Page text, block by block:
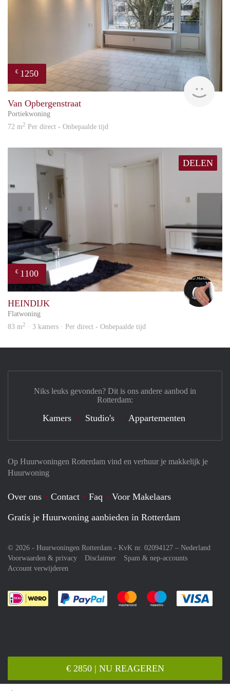
€ 2850 | NU REAGEREN
€ 1250
Van Opbergenstraat
Portiekwoning
72 m2 Per direct - Onbepaalde tijd
DELEN
€ 1100
Alex
HEINDIJK
Flatwoning
83 m2 · 3 kamers · Per direct - Onbepaalde tijd
Op Huurwoningen Rotterdam vind en verhuur je makkelijk je
Huurwoning
Over ons Contact Faq
Voor Makelaars
Gratis je Huurwoning aanbieden in Rotterdam
© 2026 - Huurwoningen Rotterdam - KvK nr. 02094127 – Nederland
Voorwaarden & privacy
Disclaimer
Spam & nep-accounts
Account verwijderen
Je rekent gemakkelijk af met Paypal
Je rekent gemakkelijk af met
Je rekent
Niks leuks gevonden? Dit is ons andere aanbod in
Rotterdam:
Kamers Studio's Appartementen